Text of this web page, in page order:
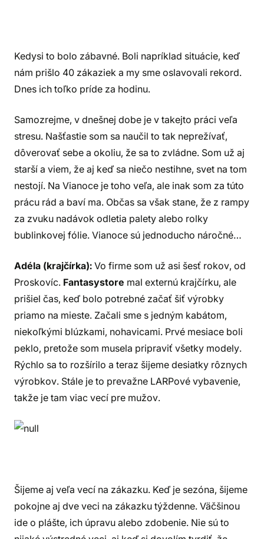
Kedysi to bolo zábavné. Boli napríklad situácie, keď
nám prišlo 40 zákaziek a my sme oslavovali rekord.
Dnes ich toľko príde za hodinu.
Samozrejme, v dnešnej dobe je v takejto práci veľa
stresu. Našťastie som sa naučil to tak neprežívať,
dôverovať sebe a okoliu, že sa to zvládne. Som už aj
starší a viem, že aj keď sa niečo nestihne, svet na tom
nestojí. Na Vianoce je toho veľa, ale inak som za túto
prácu rád a baví ma. Občas sa však stane, že z rampy
za zvuku nadávok odletia palety alebo rolky
bublinkovej fólie. Vianoce sú jednoducho náročné…
Adéla (krajčírka): Vo firme som už asi šesť rokov, od
Proskovíc. Fantasystore mal externú krajčírku, ale
prišiel čas, keď bolo potrebné začať šiť výrobky
priamo na mieste. Začali sme s jedným kabátom,
niekoľkými blúzkami, nohavicami. Prvé mesiace boli
peklo, pretože som musela pripraviť všetky modely.
Rýchlo sa to rozšírilo a teraz šijeme desiatky rôznych
výrobkov. Stále je to prevažne LARPové vybavenie,
takže je tam viac vecí pre mužov.
Šijeme aj veľa vecí na zákazku. Keď je sezóna, šijeme
pokojne aj dve veci na zákazku týždenne. Väčšinou
ide o plášte, ich úpravu alebo zdobenie. Nie sú to